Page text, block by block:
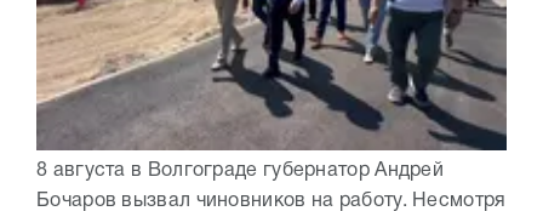
8 августа в Волгограде губернатор Андрей
Бочаров вызвал чиновников на работу. Несмотря